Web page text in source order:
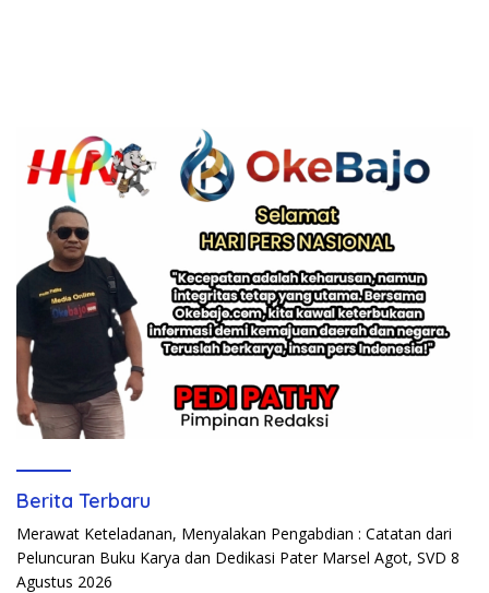
Berita Terbaru
Merawat Keteladanan, Menyalakan Pengabdian : Catatan dari
Peluncuran Buku Karya dan Dedikasi Pater Marsel Agot, SVD 8
Agustus 2026